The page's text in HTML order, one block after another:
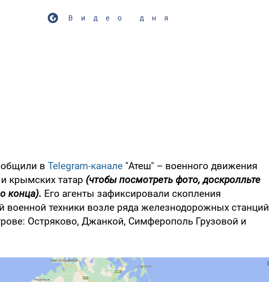
Видео дня
в Telegram-канале "Атеш" – военного движения
крымских татар (чтобы посмотреть фото, доскролльте
конца). Его агенты зафиксировали скопления
военной техники возле ряда железнодорожных станций
Остряково, Джанкой, Симферополь Грузовой и